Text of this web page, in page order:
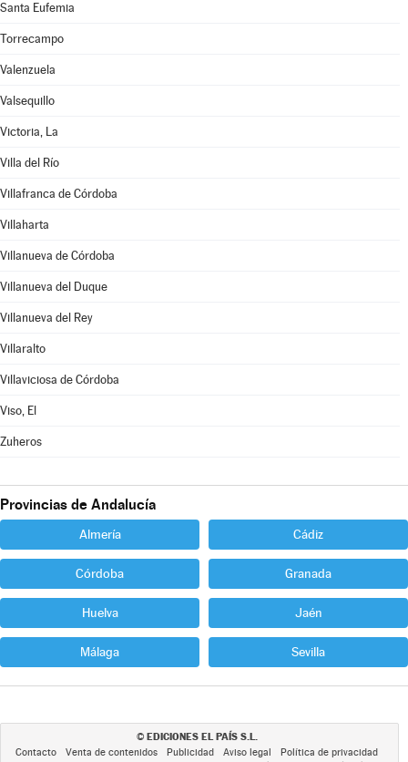
Santa Eufemia
Torrecampo
Valenzuela
Valsequillo
Victoria, La
Villa del Río
Villafranca de Córdoba
Villaharta
Villanueva de Córdoba
Villanueva del Duque
Villanueva del Rey
Villaralto
Villaviciosa de Córdoba
Viso, El
Zuheros
Provincias de Andalucía
Almería Cádiz
Córdoba Granada
Huelva Jaén
Málaga Sevilla
© EDICIONES EL PAÍS S.L.
Contacto Venta de contenidos Publicidad Aviso legal Política de privacidad